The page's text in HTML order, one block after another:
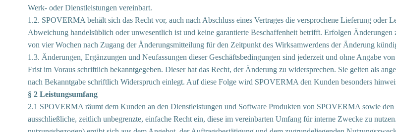
Werk- oder Dienstleistungen vereinbart.
1.2. SPOVERMA behält sich das Recht vor, auch nach Abschluss eines Vertrages die versprochene Lieferung oder
Abweichung handelsüblich oder unwesentlich ist und keine garantierte Beschaffenheit betrifft. Erfolgen
von vier Wochen nach Zugang der Änderungsmitteilung für den Zeitpunkt des Wirksamwerdens der Änderung
1.3. Änderungen, Ergänzungen und Neufassungen dieser Geschäftsbedingungen sind jederzeit und ohne Angabe
Frist im Voraus schriftlich bekanntgegeben. Dieser hat das Recht, der Änderung zu widersprechen. Sie gelten als
nach Bekanntgabe schriftlich Widerspruch einlegt. Auf diese Folge wird SPOVERMA den Kunden besonders
§ 2 Leistungsumfang
2.1 SPOVERMA räumt dem Kunden an den Dienstleistungen und Software Produkten von SPOVERMA sowie
ausschließliche, zeitlich unbegrenzte, einfache Recht ein, diese im vereinbarten Umfang für interne Zwecke zu